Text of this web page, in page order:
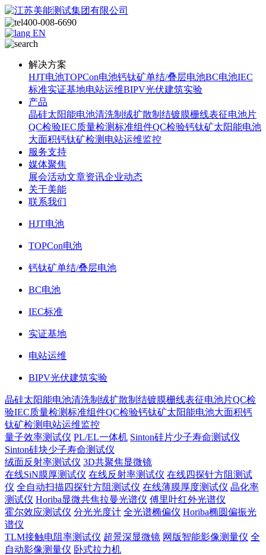
400-008-6690
EN
解决方案
HJT电池TOPCon电池钙钛矿单结/叠层电池BC电池IEC
标准实证基地电站运维BIPV光伏建筑实验
产品
晶硅太阳能电池清洗制绒扩散制结镀膜栅线表征电池片
QC检验IEC质量检测标准组件QC检验钙钛矿太阳能电池
大面积钙钛矿检测 电站运维监控
服务支持
媒体聚焦
展会活动文章资讯企业动态
关于美能
联系我们
HJT电池
TOPCon电池
钙钛矿单结/叠层电池
BC电池
IEC标准
实证基地
电站运维
BIPV光伏建筑实验
晶硅太阳能电池清洗制绒扩散制结镀膜栅线表征电池片QC检
验IEC质量检测标准组件QC检验钙钛矿太阳能电池大面积钙
钛矿检测 电站运维监控
量子效率测试仪 PL/EL一体机 Sinton硅片少子寿命测试仪
Sinton硅块少子寿命测试仪
绒面反射率测试仪 3D共聚焦显微镜
在线SiN膜厚测试仪 在线反射率测试仪 在线四探针方阻测试
仪 全自动扫描四探针方阻测试仪 在线薄膜厚度测试仪 晶化率
测试仪 Horiba显微共焦拉曼光谱仪 傅里叶红外光谱仪
霍尔效应测试仪 分光光度计 全光谱椭偏仪 Horiba椭圆偏振光
谱仪
TLM接触电阻率测试仪 超景深显微镜 网版智能影像测量仪 全
自动影像测量仪 卧式拉力机